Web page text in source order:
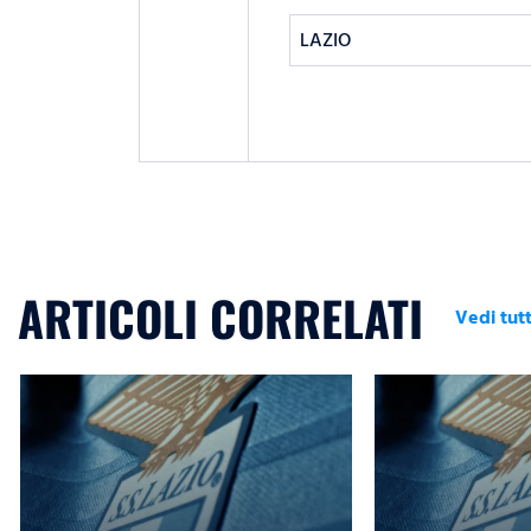
LAZIO
ARTICOLI CORRELATI Vedi